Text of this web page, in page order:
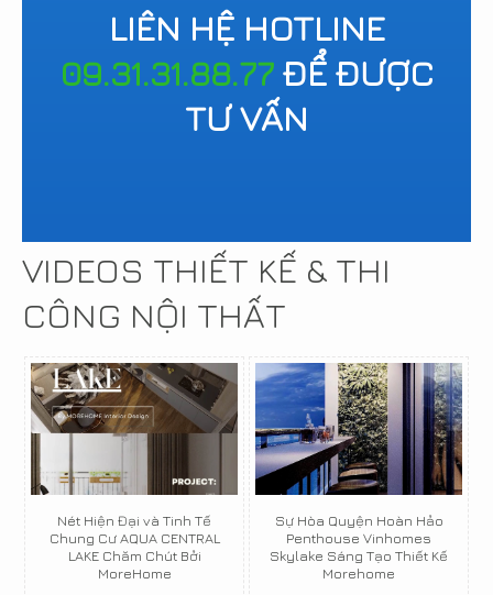
LIÊN HỆ HOTLINE
09.31.31.88.77ĐỂ ĐƯỢC
TƯ VẤN
VIDEOS THIẾT KẾ & THI
CÔNG NỘI THẤT
Nét Hiện Đại và Tinh Tế
Chung Cư AQUA CENTRAL
LAKE Chăm Chút Bởi
MoreHome
Sự Hòa Quyện Hoàn Hảo
Penthouse Vinhomes
Skylake Sáng Tạo Thiết Kế
Morehome